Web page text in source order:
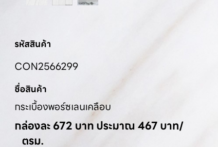
รหัสสินค้า
CON2566299
ชื่อสินค้า
กระเบื้องพอร์ซเลนเคลือบ
กล่องละ 672 บาท ประมาณ 467 บาท/
ตรม.